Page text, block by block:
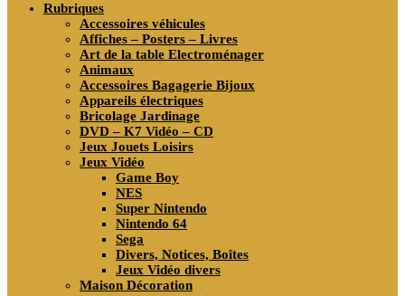
Rubriques
Accessoires véhicules
Affiches – Posters – Livres
Art de la table Electroménager
Animaux
Accessoires Bagagerie Bijoux
Appareils électriques
Bricolage Jardinage
DVD – K7 Vidéo – CD
Jeux Jouets Loisirs
Jeux Vidéo
Game Boy
NES
Super Nintendo
Nintendo 64
Sega
Divers, Notices, Boîtes
Jeux Vidéo divers
Maison Décoration